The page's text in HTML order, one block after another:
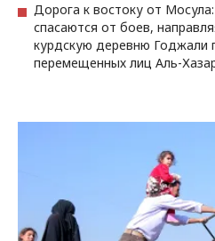
Дорога к востоку от
спасаются от боев,
курдскую деревню Годжали
перемещенных лиц Аль-